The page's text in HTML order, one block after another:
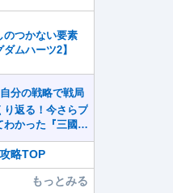
のつかない要素
ダムハーツ2】
自分の戦略で戦局
り返る！今さらプ
わかった『三國志
本格SLG好きを
さないワケ
略TOP
もっとみる